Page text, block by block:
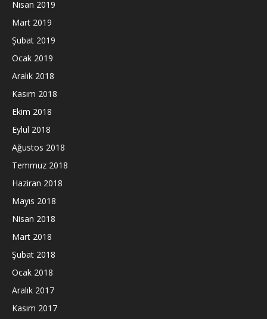
Nisan 2019
Mart 2019
Şubat 2019
Ocak 2019
Aralık 2018
Kasım 2018
Ekim 2018
Eylül 2018
Ağustos 2018
Temmuz 2018
Haziran 2018
Mayıs 2018
Nisan 2018
Mart 2018
Şubat 2018
Ocak 2018
Aralık 2017
Kasım 2017